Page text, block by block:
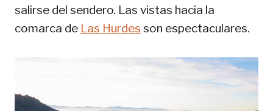
salirse del sendero. Las vistas hacia la
comarca de Las Hurdes son espectaculares.